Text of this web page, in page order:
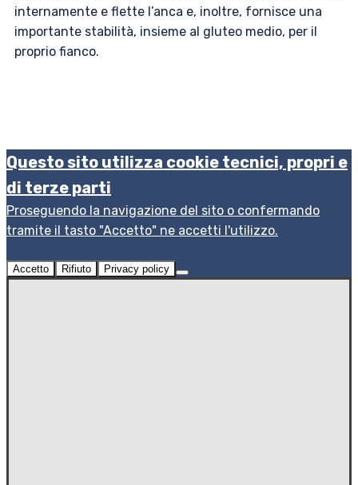
internamente e flette l’anca e, inoltre, fornisce una
importante stabilità, insieme al gluteo medio, per il
proprio fianco.
Questo sito utilizza cookie tecnici, propri e
di terze parti
Proseguendo la navigazione del sito o confermando
tramite il tasto "Accetto" ne accetti l'utilizzo.
Accetto Rifiuto Privacy policy